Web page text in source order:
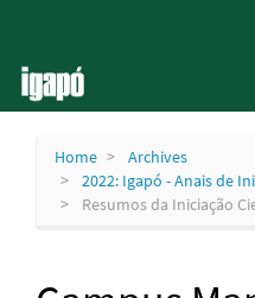
Content
Sidebar
Home
Archives
2022: Igapó - Anais de
Resumos da Iniciação